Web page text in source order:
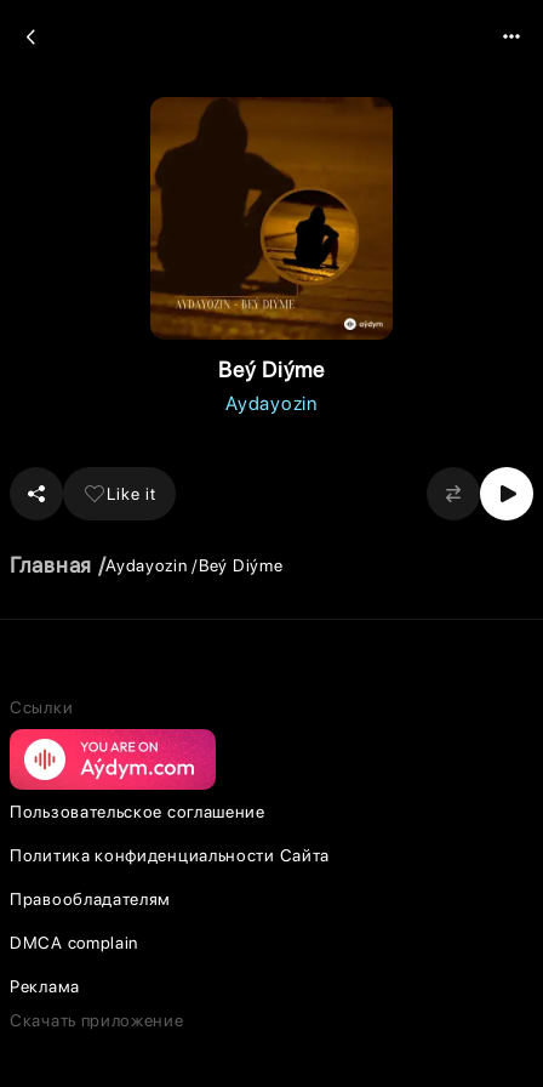
Beý Diýme
Aydayozin
Like it
Главная Aydayozin Beý Diýme
Ссылки
Пользовательское соглашение
Политика конфиденциальности Сайта
Правообладателям
DMCA complain
Реклама
Скачать приложение